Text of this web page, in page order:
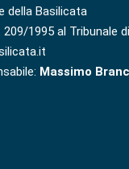
della Basilicata
1995 al Tribunale
Massimo